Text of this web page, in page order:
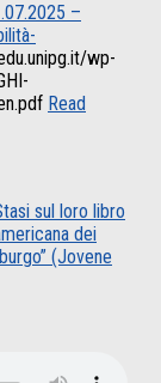
–
wp-
Read
sul loro libro
dei
(Jovene